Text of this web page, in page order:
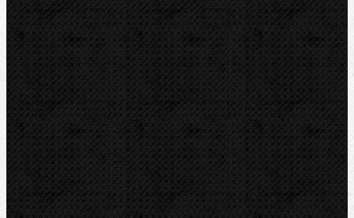
Na elektrotvarovky
Na tupo
Extrudéry
Orbitální škrabky
Příslušenství
Nůžky